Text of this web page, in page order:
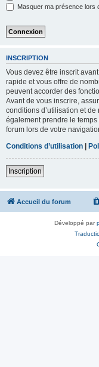
Masquer ma présence lors
INSCRIPTION
Vous devez être inscrit
rapide et vous offre de
peuvent accorder des
Avant de vous inscrire,
conditions d’utilisation et
également prendre le
forum lors de votre
Conditions d’utilisation |
Inscription
Accueil du forum
Développé par